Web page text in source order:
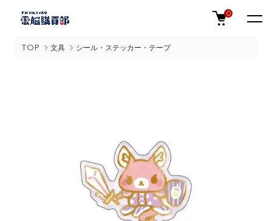
0
TOP 文具 シール・ステッカー・テープ